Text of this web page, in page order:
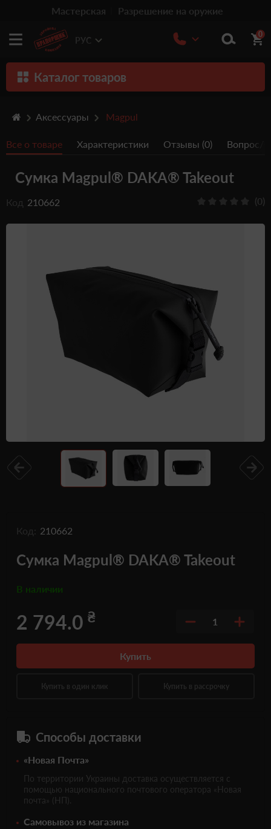
Мастерская Разрешение на оружие
РУС
0
Каталог товаров
Травматическое оружие
Пистолеты
Оптика
Тюнинг
Релоадинг патронов
Одежда и обувь
Дроны (БПЛА)
Подарочные Сертификати
Аксессуары Magpul
Все о товаре Характеристики Отзывы (0) Вопрос/
Сумка Magpul® DAKA® Takeout
Код 210662 (0)
Код: 210662
Сумка Magpul® DAKA® Takeout
В наличии
2 794.0 ₴ 1
Купить
Купить в один клик Купить в рассрочку
Способы доставки
«Новая Почта»
По территории Украины доставка осуществляется с
помощью национального почтового оператора «Новая
почта» (НП).
Самовывоз из магазина